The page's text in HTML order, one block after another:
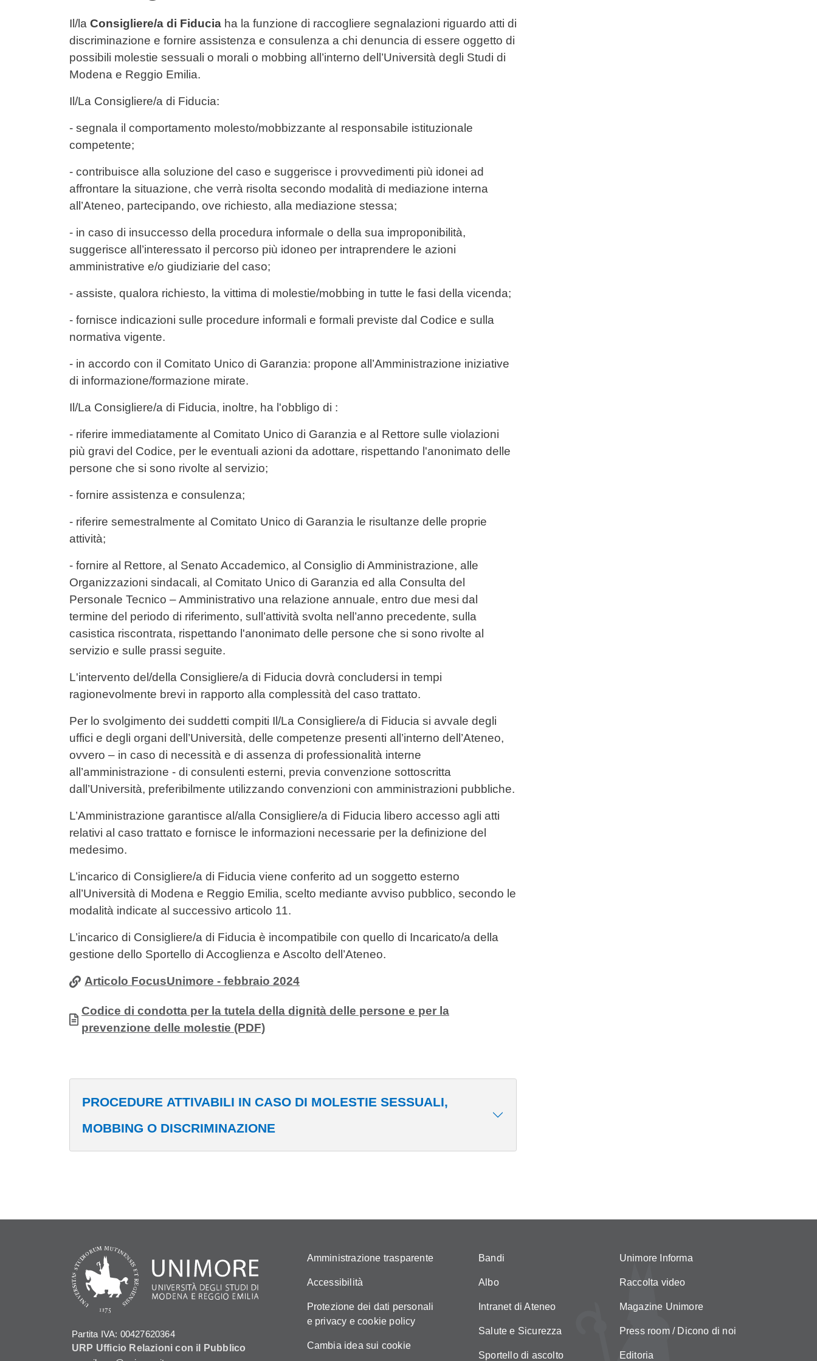
Contenuto
Il/la Consigliere/a di Fiducia ha la funzione di raccogliere segnalazioni riguardo atti di
discriminazione e fornire assistenza e consulenza a chi denuncia di essere oggetto di
possibili molestie sessuali o morali o mobbing all’interno dell’Università degli Studi di
Modena e Reggio Emilia.
Il/La Consigliere/a di Fiducia:
- segnala il comportamento molesto/mobbizzante al responsabile istituzionale
competente;
- contribuisce alla soluzione del caso e suggerisce i provvedimenti più idonei ad
affrontare la situazione, che verrà risolta secondo modalità di mediazione interna
all’Ateneo, partecipando, ove richiesto, alla mediazione stessa;
- in caso di insuccesso della procedura informale o della sua improponibilità,
suggerisce all’interessato il percorso più idoneo per intraprendere le azioni
amministrative e/o giudiziarie del caso;
- assiste, qualora richiesto, la vittima di molestie/mobbing in tutte le fasi della vicenda;
- fornisce indicazioni sulle procedure informali e formali previste dal Codice e sulla
normativa vigente.
- in accordo con il Comitato Unico di Garanzia: propone all’Amministrazione iniziative
di informazione/formazione mirate.
Il/La Consigliere/a di Fiducia, inoltre, ha l'obbligo di :
- riferire immediatamente al Comitato Unico di Garanzia e al Rettore sulle violazioni
più gravi del Codice, per le eventuali azioni da adottare, rispettando l'anonimato delle
persone che si sono rivolte al servizio;
- fornire assistenza e consulenza;
- riferire semestralmente al Comitato Unico di Garanzia le risultanze delle proprie
attività;
- fornire al Rettore, al Senato Accademico, al Consiglio di Amministrazione, alle
Organizzazioni sindacali, al Comitato Unico di Garanzia ed alla Consulta del
Personale Tecnico – Amministrativo una relazione annuale, entro due mesi dal
termine del periodo di riferimento, sull’attività svolta nell’anno precedente, sulla
casistica riscontrata, rispettando l'anonimato delle persone che si sono rivolte al
servizio e sulle prassi seguite.
L'intervento del/della Consigliere/a di Fiducia dovrà concludersi in tempi
ragionevolmente brevi in rapporto alla complessità del caso trattato.
Per lo svolgimento dei suddetti compiti Il/La Consigliere/a di Fiducia si avvale degli
uffici e degli organi dell’Università, delle competenze presenti all’interno dell’Ateneo,
ovvero – in caso di necessità e di assenza di professionalità interne
all’amministrazione - di consulenti esterni, previa convenzione sottoscritta
dall’Università, preferibilmente utilizzando convenzioni con amministrazioni pubbliche.
L’Amministrazione garantisce al/alla Consigliere/a di Fiducia libero accesso agli atti
relativi al caso trattato e fornisce le informazioni necessarie per la definizione del
medesimo.
L’incarico di Consigliere/a di Fiducia viene conferito ad un soggetto esterno
all’Università di Modena e Reggio Emilia, scelto mediante avviso pubblico, secondo le
modalità indicate al successivo articolo 11.
L’incarico di Consigliere/a di Fiducia è incompatibile con quello di Incaricato/a della
gestione dello Sportello di Accoglienza e Ascolto dell’Ateneo.
Articolo FocusUnimore - febbraio 2024
Allegati
Documento
Codice di condotta per la tutela della dignità delle persone e per la
prevenzione delle molestie (PDF)
PROCEDURE ATTIVABILI IN CASO DI MOLESTIE SESSUALI,
MOBBING O DISCRIMINAZIONE
Partita IVA: 00427620364
URP Ufficio Relazioni con il Pubblico
Amministrazione trasparente
Accessibilità
Protezione dei dati personali
e privacy e cookie policy
Cambia idea sui cookie
Bandi
Albo
Intranet di Ateneo
Salute e Sicurezza
Sportello di ascolto
Unimore Informa
Raccolta video
Magazine Unimore
Press room / Dicono di noi
Editoria